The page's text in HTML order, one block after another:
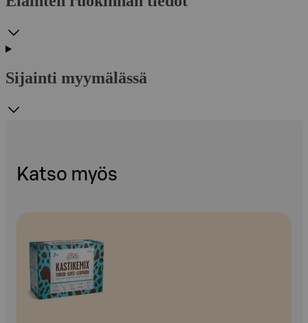
Sijainti myymälässä
Katso myös